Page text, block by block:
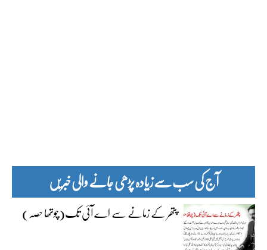
آج کی سب سے زیادہ پڑھی جانے والی خبریں
پتھر کے زمانے سے اے آئی تک(چوتھا حصہ)